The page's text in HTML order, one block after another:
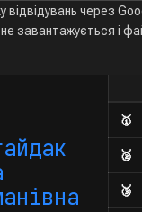
База даних
🥇
🥈
🥉
через
завантажується і